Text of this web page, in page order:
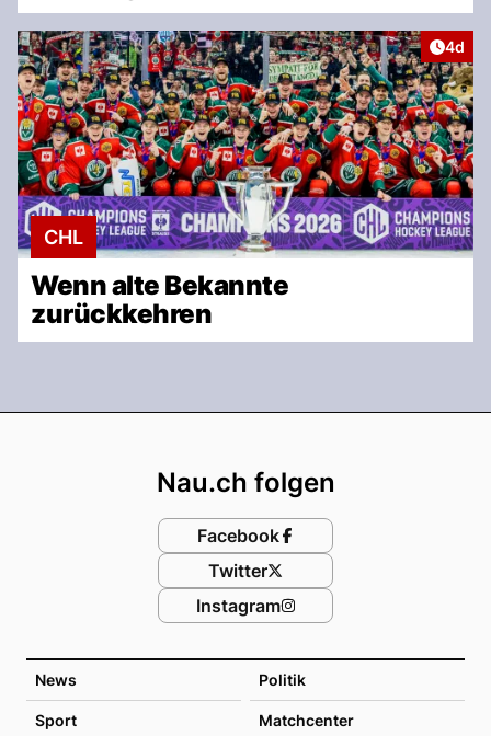
4d
CHL
Wenn alte Bekannte
zurückkehren
News Politik
Sport Matchcenter
Nau.ch folgen
Facebook
Twitter
Instagram